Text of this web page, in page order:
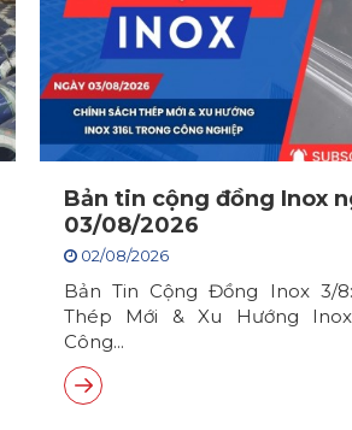
Bản tin cộng đồng Inox
03/08/2026
02/08/2026
Bản Tin Cộng Đồng Inox 3/
Thép Mới & Xu Hướng
Công...